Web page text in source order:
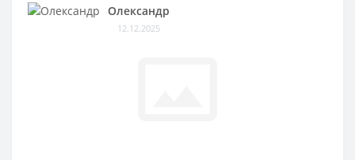
Олександр
12.12.2025